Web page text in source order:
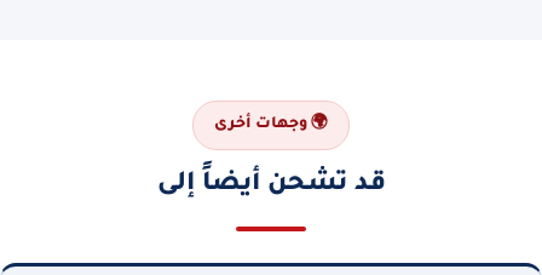
🌍 وجهات أخرى
قد تشحن أيضاً إلى